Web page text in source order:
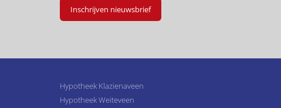
Inschrijven nieuwsbrief
Hypotheek Klazienaveen
Hypotheek Weiteveen